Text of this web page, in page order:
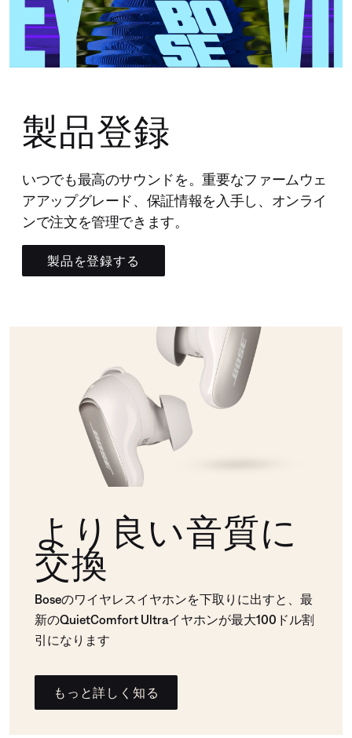
製品登録
いつでも最高のサウンドを。重要なファームウェ
アアップグレード、保証情報を入手し、オンライ
ンで注文を管理できます。
製品を登録する
より良い音質に
交換
Boseのワイヤレスイヤホンを下取りに出すと、最
新のQuietComfort Ultraイヤホンが最大100ドル割
引になります
もっと詳しく知る